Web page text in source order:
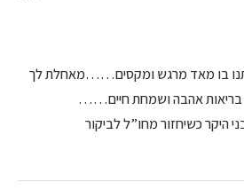
בו מאד מרגש ומקסים……מאחלת לך
בריאות אהבה ושמחת חיים……
היקר כשיחזור מחו”ל לביקור